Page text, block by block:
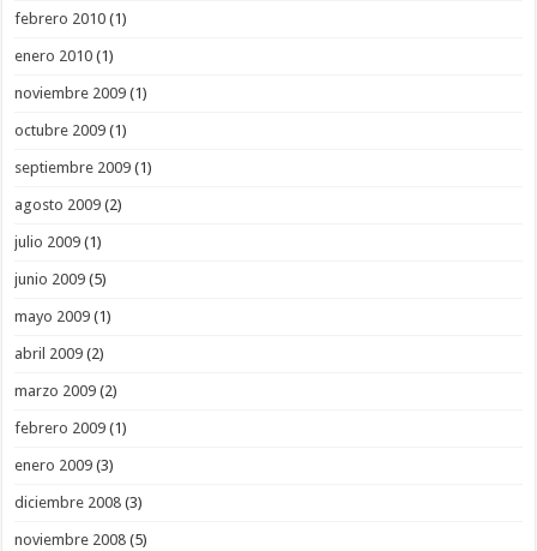
febrero 2010 (1)
enero 2010 (1)
noviembre 2009 (1)
octubre 2009 (1)
septiembre 2009 (1)
agosto 2009 (2)
julio 2009 (1)
junio 2009 (5)
mayo 2009 (1)
abril 2009 (2)
marzo 2009 (2)
febrero 2009 (1)
enero 2009 (3)
diciembre 2008 (3)
noviembre 2008 (5)